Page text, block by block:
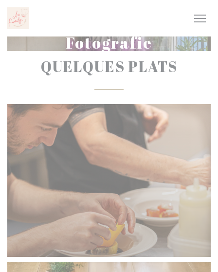
Panel pro správu cookies
Fotografie
QUELQUES PLATS